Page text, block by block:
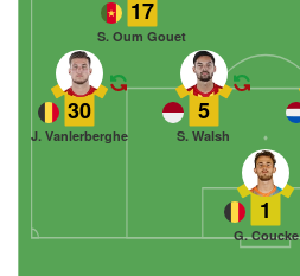
1
G. Coucke
30
J. Vanlerberghe
5
S. Walsh
17
S. Oum Gouet